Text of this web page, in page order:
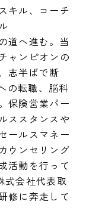
キル、コーチ
道へ進む。当
ャンピオンの
志半ばで断
の転職、脳科
保険営業パー
ススタンスや
ールスマネー
ウンセリング
活動を行って
会社代表取
修に奔走して